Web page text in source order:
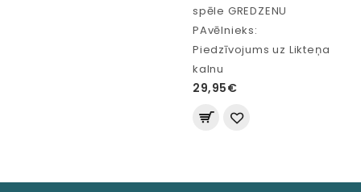
spēle GREDZENU
PAvēlnieks:
Piedzīvojums uz Likteņa
kalnu
29,95€